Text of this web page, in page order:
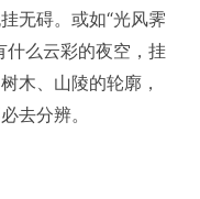
无碍。或如“光风霁
什么云彩的夜空，挂
木、山陵的轮廓，
去分辨。